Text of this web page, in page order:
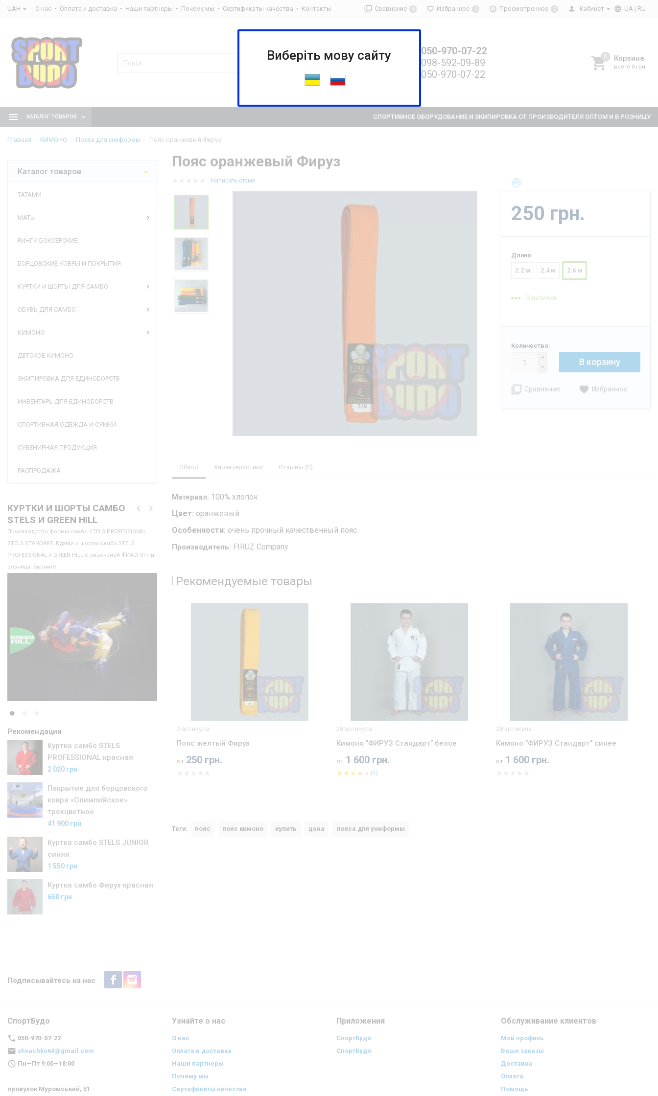
UAH О нас Оплата и доставка Наши партнеры Почему мы Сертификаты качества Контакты Сравнение 0 Избранное 0 Просмотренное 0 Кабинет UA | RU
9:00—18:00
shvachko64@gmail.com
050-970-07-22
098-592-09-89
050-970-07-22
Корзина
всего 0 грн.
КАТАЛОГ ТОВАРОВ СПОРТИВНОЕ ОБОРУДОВАНИЕ И ЭКИПИРОВКА ОТ ПРОИЗВОДИТЕЛЯ ОПТОМ И В РОЗНИЦУ
Главная КИМОНО Пояса для униформы Пояс оранжевый Фируз
Каталог товаров
ТАТАМИ
МАТЫ
РИНГИ БОКСЕРСКИЕ
БОРЦОВСКИЕ КОВРЫ И ПОКРЫТИЯ
КУРТКИ И ШОРТЫ ДЛЯ САМБО
ОБУВЬ ДЛЯ САМБО
КИМОНО
ДЕТСКОЕ КИМОНО
ЭКИПИРОВКА ДЛЯ ЕДИНОБОРСТВ
ИНВЕНТАРЬ ДЛЯ ЕДИНОБОРСТВ
СПОРТИВНАЯ ОДЕЖДА И СУМКИ
СУВЕНИРНАЯ ПРОДУКЦИЯ
РАСПРОДАЖА
КУРТКИ И ШОРТЫ САМБО
STELS И GREEN HILL
Производство формы самбо STELS PROFESSIONAL,
STELS STANDART. Куртки и шорты самбо STELS
PROFESSIONAL и GREEN HILL с лицензией ФИАС! Опт и
розница. Звоните!
Рекомендации
Куртка самбо STELS
PROFESSIONAL красная
2 020 грн.
Покрытие для борцовского
ковра «Олимпийское»
трёхцветное
41 900 грн.
Куртка самбо STELS JUNIOR
синяя
1 550 грн.
Куртка самбо Фируз красная
650 грн.
Пояс оранжевый Фируз
Написать отзыв
250 грн.
Длина:
2.2 м 2.4 м 2.6 м
В наличии
Количество:
В корзину
Сравнение Избранное
Обзор Характеристики Отзывы (0)
Материал: 100% хлопок
Цвет: оранжевый
Особенности: очень прочный качественный пояс
Производитель: FIRUZ Company
Рекомендуемые товары
Пояс чёрный Фируз
350 грн.
3 артикула
Пояс желтый Фируз
от 250 грн.
28 артикула
Кимоно "ФИРУЗ Стандарт" белое
от 1 600 грн.
(1)
28 артикула
Кимоно "ФИРУЗ Стандарт" синее
от 1 600 грн.
Теги: пояс пояс кимоно купить цена пояса для униформы
Подписывайтесь на нас
СпортБудо
050-970-07-22
shvachko64@gmail.com
Пн—Пт 9:00—18:00
провулок Муромський, 51
Узнайте о нас
О нас
Оплата и доставка
Наши партнеры
Почему мы
Сертификаты качества
Приложения
СпортБудо
СпортБудо
Обслуживание клиентов
Мой профиль
Ваши заказы
Доставка
Оплата
Помощь
Виберіть мову сайту